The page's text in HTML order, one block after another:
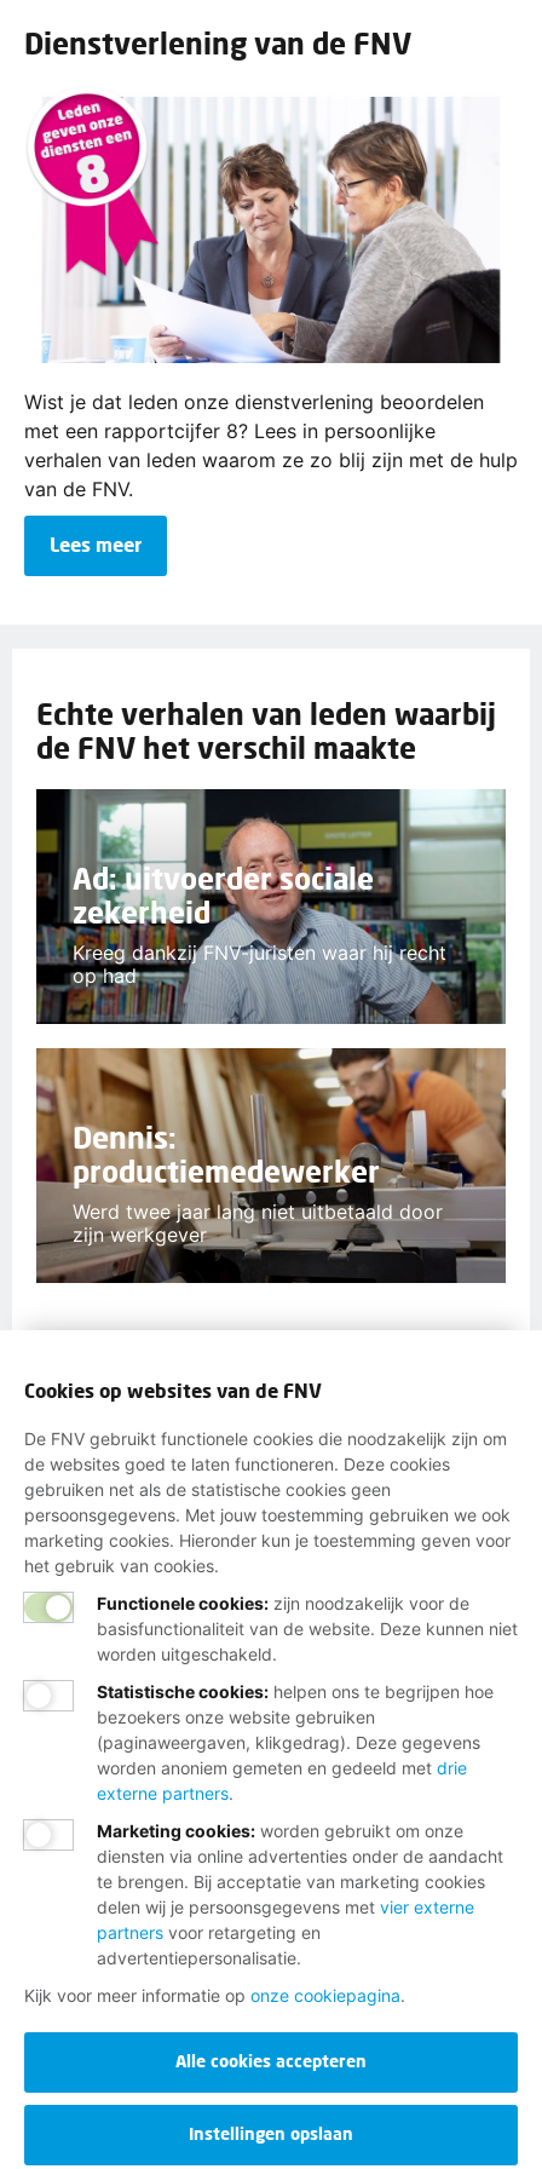
Dienstverlening van de FNV
Wist je dat leden onze dienstverlening beoordelen
met een rapportcijfer 8? Lees in persoonlijke
verhalen van leden waarom ze zo blij zijn met de hulp
van de FNV.
Lees meer
Echte verhalen van leden waarbij
de FNV het verschil maakte
Ad: uitvoerder sociale
zekerheid
Kreeg dankzij FNV-juristen waar hij recht
op had
Dennis:
productiemedewerker
Werd twee jaar lang niet uitbetaald door
zijn werkgever
WORD LID EN STA STERK SAMEN
MET JE COLLEGA'S
Invloed op je arbeidsvoorwaarden
Altijd hulp bij een toekomstig arbeidsconflict
Hulp bij letselschade en beroepsziekte
Een goede cao voor jouw sector
Persoonlijk advies over werk en loopbaan
Korting met je ledenpas
Word lid
Ik wil meer informatie ontvangen
Wij helpen je graag
Cookies op websites van de FNV
De FNV gebruikt functionele cookies die noodzakelijk zijn om
de websites goed te laten functioneren. Deze cookies
gebruiken net als de statistische cookies geen
persoonsgegevens. Met jouw toestemming gebruiken we ook
marketing cookies. Hieronder kun je toestemming geven voor
het gebruik van cookies.
Functionele cookies: zijn noodzakelijk voor de
basisfunctionaliteit van de website. Deze kunnen niet
worden uitgeschakeld.
Statistische cookies: helpen ons te begrijpen hoe
bezoekers onze website gebruiken
(paginaweergaven, klikgedrag). Deze gegevens
worden anoniem gemeten en gedeeld met drie
externe partners.
Marketing cookies: worden gebruikt om onze
diensten via online advertenties onder de aandacht
te brengen. Bij acceptatie van marketing cookies
delen wij je persoonsgegevens met vier externe
partners voor retargeting en
advertentiepersonalisatie.
Kijk voor meer informatie op onze cookiepagina.
Alle cookies accepteren
Instellingen opslaan